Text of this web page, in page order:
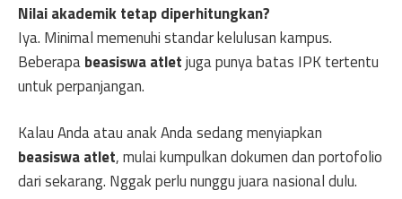
Nilai akademik tetap diperhitungkan?
Iya. Minimal memenuhi standar kelulusan kampus.
Beberapabeasiswa atletjuga punya batas IPK tertentu
untuk perpanjangan.
Kalau Anda atau anak Anda sedang menyiapkan
beasiswa atlet, mulai kumpulkan dokumen dan portofolio
dari sekarang. Nggak perlu nunggu juara nasional dulu.